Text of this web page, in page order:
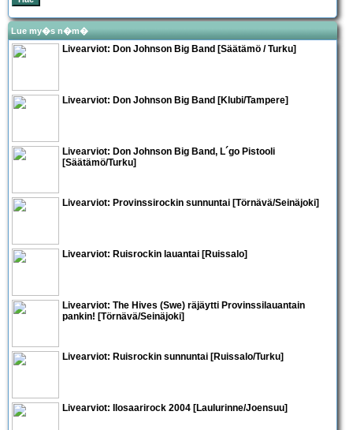
Lue my�s n�m�
Livearviot: Don Johnson Big Band [Säätämö / Turku]
Livearviot: Don Johnson Big Band [Klubi/Tampere]
Livearviot: Don Johnson Big Band, L´go Pistooli
[Säätämö/Turku]
Livearviot: Provinssirockin sunnuntai [Törnävä/Seinäjoki]
Livearviot: Ruisrockin lauantai [Ruissalo]
Livearviot: The Hives (Swe) räjäytti Provinssilauantain
pankin! [Törnävä/Seinäjoki]
Livearviot: Ruisrockin sunnuntai [Ruissalo/Turku]
Livearviot: Ilosaarirock 2004 [Laulurinne/Joensuu]